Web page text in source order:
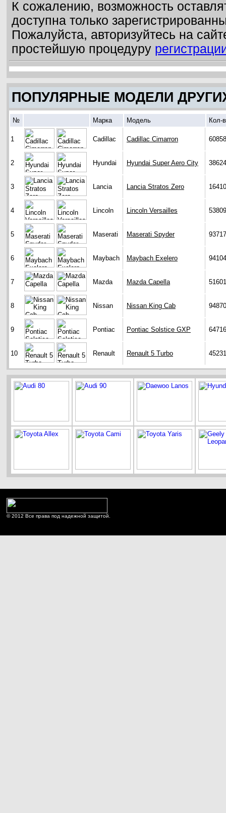
К сожалению, возможность
доступна только
Пожалуйста, авторизуйтесь на
простейшую процедуру
ПОПУЛЯРНЫЕ МОДЕЛИ
№ Марка Модель Кол-
1 Cadillac Cadillac Cimarron 60858
2 Hyundai Hyundai Super Aero City 38624
3 Lancia Lancia Stratos Zero 16410
4 Lincoln Lincoln Versailles 53809
5 Maserati Maserati Spyder 93717
6 Maybach Maybach Exelero 94104
7 Mazda Mazda Capella 51601
8 Nissan Nissan King Cab 94870
9 Pontiac Pontiac Solstice GXP 64716
10 Renault Renault 5 Turbo 45231
© 2012 Все права под надежной защитой.